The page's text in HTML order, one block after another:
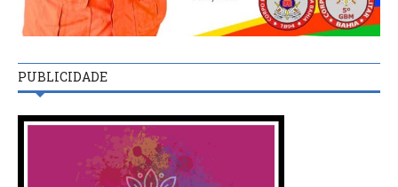
PUBLICIDADE